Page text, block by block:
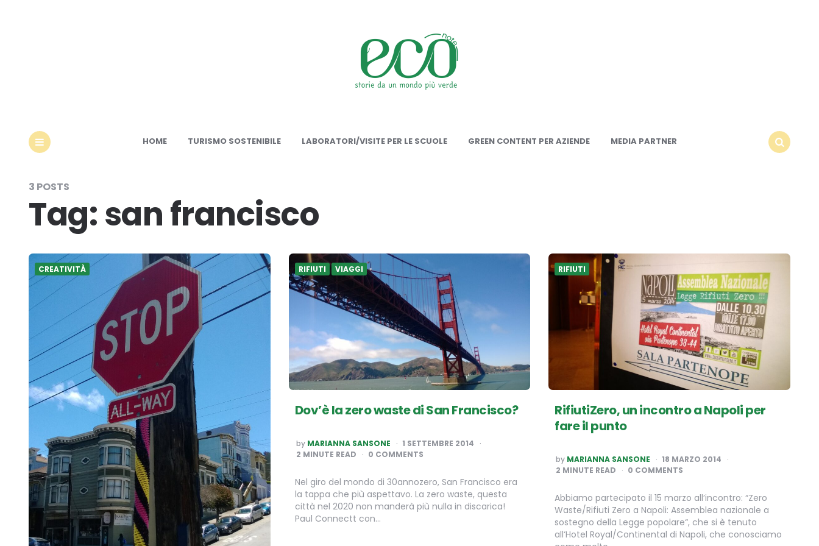
HOME TURISMO SOSTENIBILE LABORATORI/VISITE PER LE SCUOLE GREEN CONTENT PER AZIENDE
MEDIA PARTNER
3 POSTS
Tag:san francisco
CREATIVITÀ RIFIUTI VIAGGI
Dov’è la zero waste di San Francisco?
POSTED
BY
by MARIANNA SANSONE
1 SETTEMBRE 2014
2 MINUTE READ 0 COMMENTS
Nel giro del mondo di 30annozero, San Francisco era
la tappa che più aspettavo. La zero waste, questa
città nel 2020 non manderà più nulla in discarica!
Paul Connectt con…
RIFIUTI
RifiutiZero, un incontro a Napoli per
fare il punto
POSTED
BY
by MARIANNA SANSONE
18 MARZO 2014
2 MINUTE READ 0 COMMENTS
Abbiamo partecipato il 15 marzo all’incontro: “Zero
Waste/Rifiuti Zero a Napoli: Assemblea nazionale a
sostegno della Legge popolare“, che si è tenuto
all‘Hotel Royal/Continental di Napoli, che conosciamo